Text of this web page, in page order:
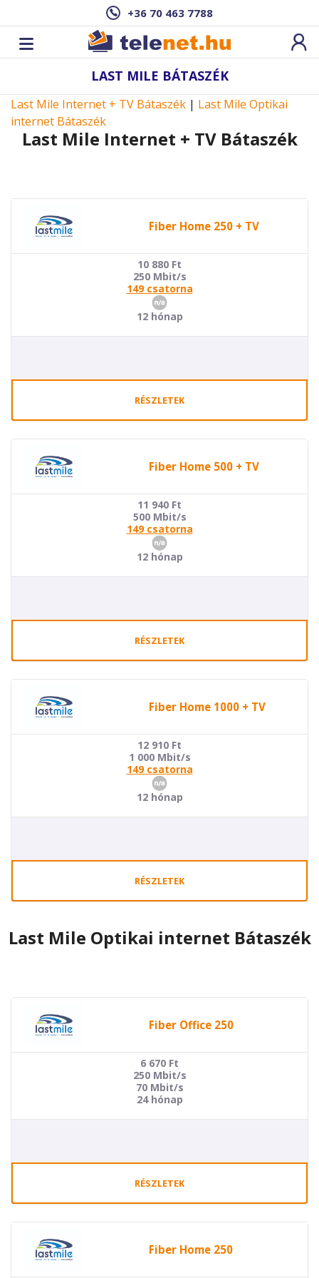
+36 70 463 7788
LAST MILE BÁTASZÉK
Last Mile Internet + TV Bátaszék | Last Mile Optikai
internet Bátaszék
Last Mile Internet + TV Bátaszék
Fiber Home 250 + TV
10 880 Ft
250 Mbit/s
149 csatorna
12 hónap
RÉSZLETEK
Fiber Home 500 + TV
11 940 Ft
500 Mbit/s
149 csatorna
12 hónap
RÉSZLETEK
Fiber Home 1000 + TV
12 910 Ft
1 000 Mbit/s
149 csatorna
12 hónap
RÉSZLETEK
Last Mile Optikai internet Bátaszék
Fiber Office 250
6 670 Ft
250 Mbit/s
70 Mbit/s
24 hónap
RÉSZLETEK
Fiber Home 250